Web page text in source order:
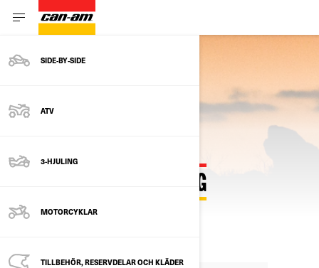
SIDE‑BY‑SIDE
ATV
3-HJULING
MOTORCYKLAR
TILLBEHÖR, RESERVDELAR OCH KLÄDER
BEGÄR EN PROVKÖRNING